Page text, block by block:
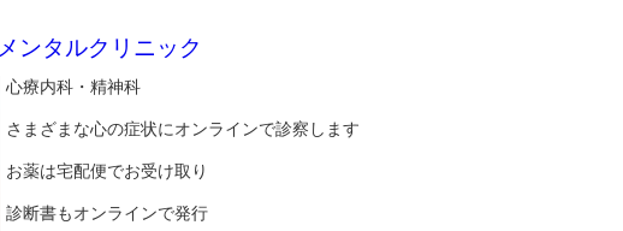
メンタルクリニック
心療内科・精神科
さまざまな心の症状にオンラインで診察します
お薬は宅配便でお受け取り
診断書もオンラインで発行